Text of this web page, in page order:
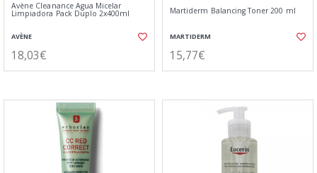
Avène Cleanance Agua Micelar
Limpiadora Pack Duplo 2x400ml
AVÈNE
18,03€
Martiderm Balancing Toner 200 ml
MARTIDERM
15,77€